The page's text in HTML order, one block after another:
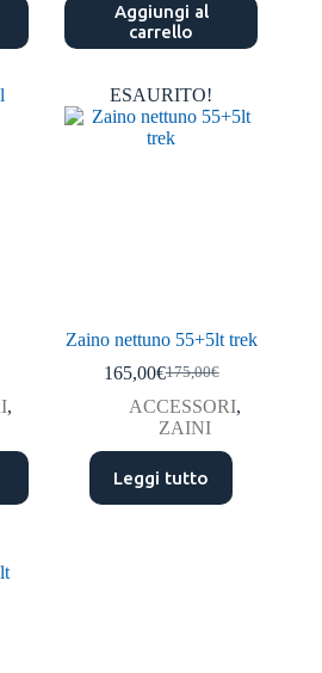
Aggiungi al
carrello
,
ESAURITO!
Zaino nettuno 55+5lt trek
175,00€
Il
prezzo
originale
175,00€.
165,00€Il
prezzo
attuale
165,00€.
ACCESSORI,
ZAINI
Leggi tutto